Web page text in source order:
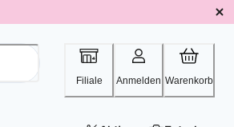
Filiale Anmelden Warenkorb